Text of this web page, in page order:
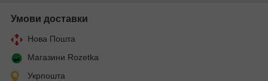
Умови доставки
Нова Пошта
Магазини Rozetka
Укрпошта